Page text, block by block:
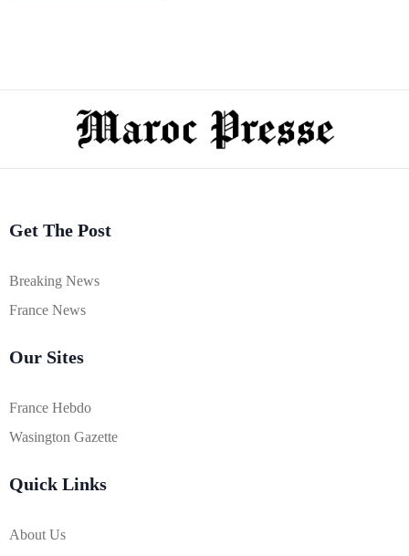
Get The Post
Breaking News
France News
Our Sites
France Hebdo
Wasington Gazette
Quick Links
About Us